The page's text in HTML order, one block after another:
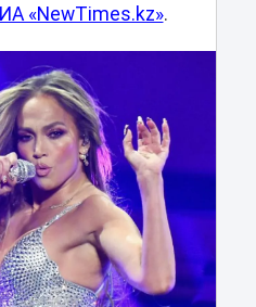
ИА «NewTimes.kz».